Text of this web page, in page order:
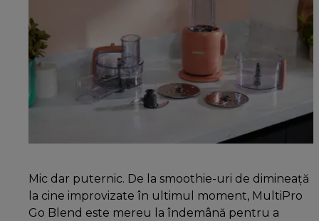
Mic dar puternic. De la smoothie-uri de dimineață
la cine improvizate în ultimul moment, MultiPro
Go Blend este mereu la îndemână pentru a